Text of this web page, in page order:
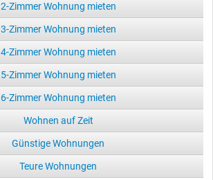
2-Zimmer Wohnung mieten
3-Zimmer Wohnung mieten
4-Zimmer Wohnung mieten
5-Zimmer Wohnung mieten
6-Zimmer Wohnung mieten
Wohnen auf Zeit
Günstige Wohnungen
Teure Wohnungen